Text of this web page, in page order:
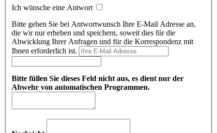
Ich wünsche eine Antwort
Bitte geben Sie bei Antwortwunsch Ihre E-Mail Adresse an,
die wir nur erheben und speichern, soweit dies für die
Abwicklung Ihrer Anfragen und für die Korrespondenz mit
Ihnen erforderlich ist.
Bitte füllen Sie dieses Feld nicht aus, es dient nur der
Abwehr von automatischen Programmen.